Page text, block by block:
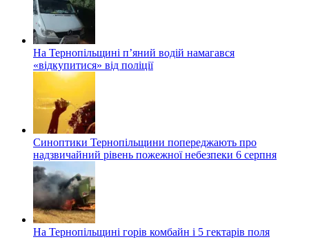
На Тернопільщині п’яний водій намагався
«відкупитися» від поліції
Синоптики Тернопільщини попереджають про
надзвичайний рівень пожежної небезпеки 6 серпня
На Тернопільщині горів комбайн і 5 гектарів поля